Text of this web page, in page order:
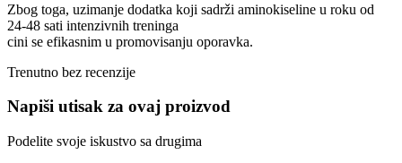
Zbog toga, uzimanje dodatka koji sadrži aminokiseline u roku od
24-48 sati intenzivnih treninga
cini se efikasnim u promovisanju oporavka.
Trenutno bez recenzije
Napiši utisak za ovaj proizvod
Podelite svoje iskustvo sa drugima